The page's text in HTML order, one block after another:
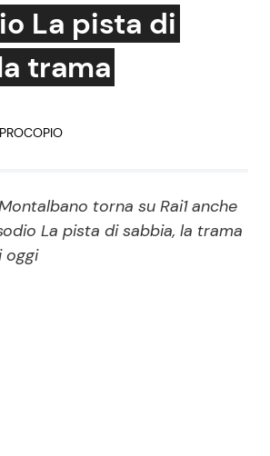
Coppie VIP
Fiction e Serie TV
Soap Opera
La pista di
trama
torna su Rai1 anche
La pista di sabbia, la trama
oggi